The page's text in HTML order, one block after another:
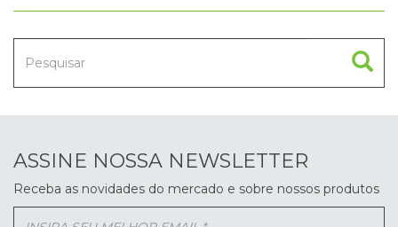
ASSINE NOSSA NEWSLETTER
Receba as novidades do mercado e sobre nossos produtos